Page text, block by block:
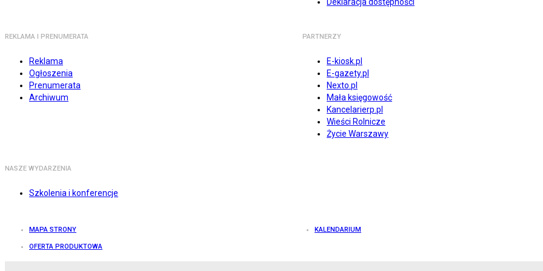
REKLAMA I PRENUMERATA
Reklama
Ogłoszenia
Prenumerata
Archiwum
PARTNERZY
E-kiosk.pl
E-gazety.pl
Nexto.pl
Mała księgowość
Kancelarierp.pl
Wieści Rolnicze
Życie Warszawy
NASZE WYDARZENIA
Szkolenia i konferencje
MAPA STRONY KALENDARIUM
OFERTA PRODUKTOWA